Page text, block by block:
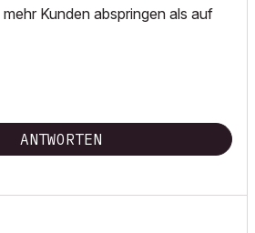
Kunden abspringen als auf
ANTWORTEN